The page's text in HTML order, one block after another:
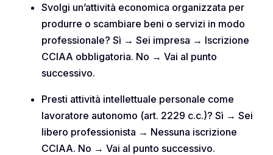
Svolgi un’attività economica organizzata per
produrre o scambiare beni o servizi in modo
professionale? Sì → Sei impresa → Iscrizione
CCIAA obbligatoria. No → Vai al punto
successivo.
Presti attività intellettuale personale come
lavoratore autonomo (art. 2229 c.c.)? Sì → Sei
libero professionista → Nessuna iscrizione
CCIAA. No → Vai al punto successivo.